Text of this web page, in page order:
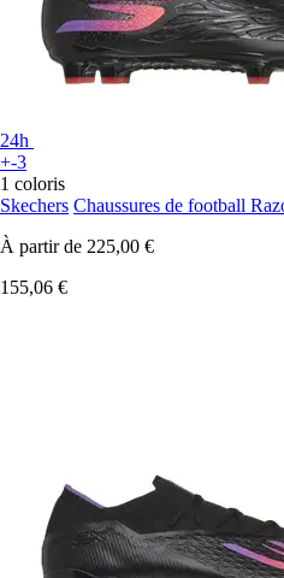
24h
+-3
1 coloris
Skechers Chaussures de football
À partir de 225,00 €
155,06 €